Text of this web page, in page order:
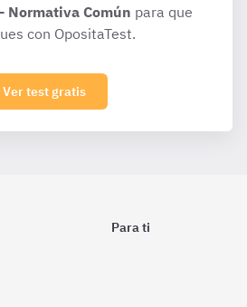
Normativa Común para que
con OpositaTest.
Ver test gratis
Para ti